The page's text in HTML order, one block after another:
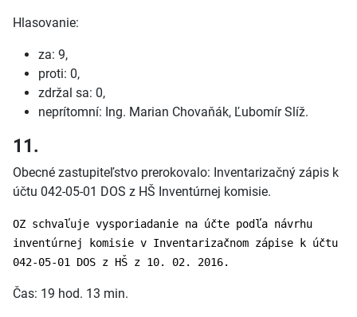
Hlasovanie:
za: 9,
proti: 0,
zdržal sa: 0,
neprítomní: Ing. Marian Chovaňák, Ľubomír Slíž.
11.
Obecné zastupiteľstvo prerokovalo: Inventarizačný zápis k
účtu 042-05-01 DOS z HŠ Inventúrnej komisie.
OZ schvaľuje vysporiadanie na účte podľa návrhu
inventúrnej komisie v Inventarizačnom zápise k účtu
042-05-01 DOS z HŠ z 10. 02. 2016.
Čas: 19 hod. 13 min.